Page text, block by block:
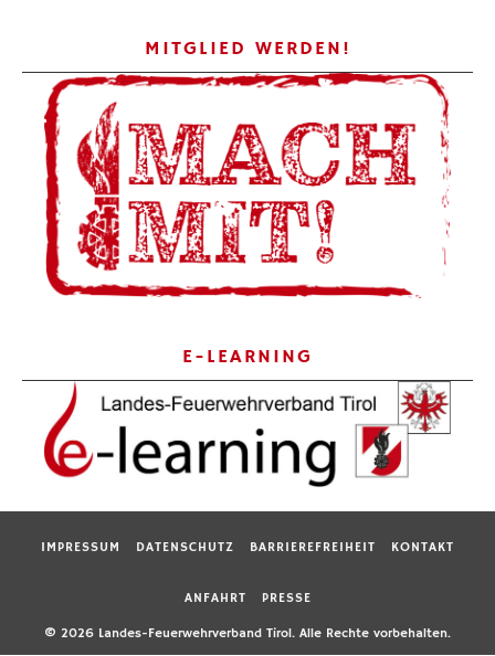
MITGLIED WERDEN!
E-LEARNING
IMPRESSUM DATENSCHUTZ BARRIEREFREIHEIT KONTAKT
ANFAHRT PRESSE
© 2026 Landes-Feuerwehrverband Tirol. Alle Rechte vorbehalten.